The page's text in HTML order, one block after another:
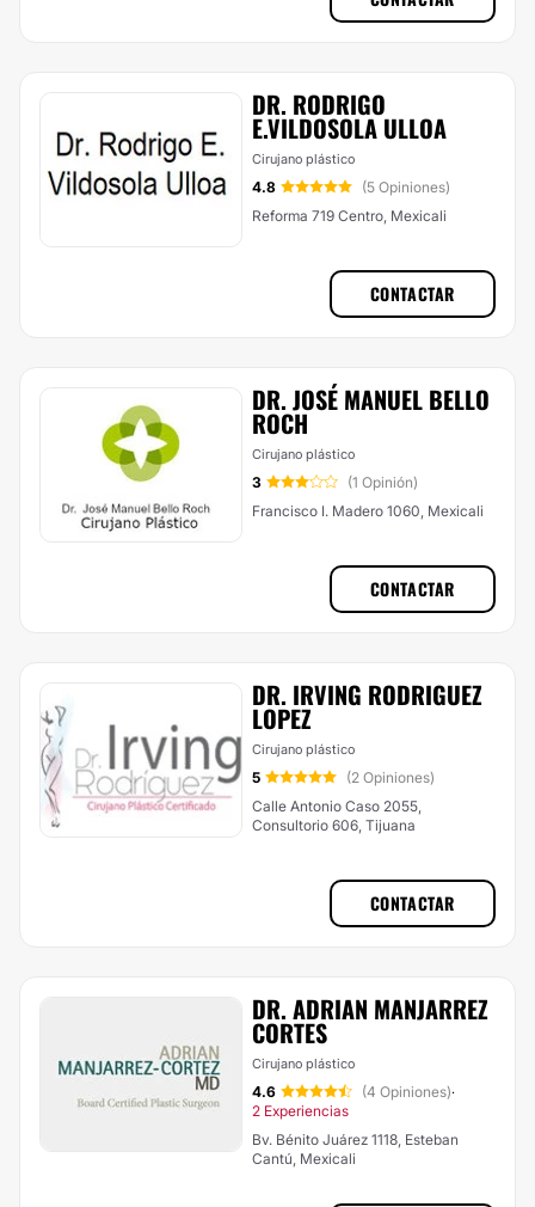
DR. RODRIGO
E.VILDOSOLA ULLOA
Cirujano plástico
4.8
(5 Opiniones)
Reforma 719 Centro, Mexicali
CONTACTAR
DR. JOSÉ MANUEL BELLO
ROCH
Cirujano plástico
3
(1 Opinión)
Francisco I. Madero 1060, Mexicali
CONTACTAR
DR. IRVING RODRIGUEZ
LOPEZ
Cirujano plástico
5
(2 Opiniones)
Calle Antonio Caso 2055,
Consultorio 606, Tijuana
CONTACTAR
DR. ADRIAN MANJARREZ
CORTES
Cirujano plástico
4.6 (4 Opiniones)·
2 Experiencias
Bv. Bénito Juárez 1118, Esteban
Cantú, Mexicali